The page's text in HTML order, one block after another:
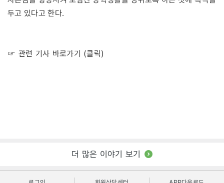
두고 있다고 한다.
☞ 관련 기사 바로가기 (클릭)
더 많은 이야기 보기